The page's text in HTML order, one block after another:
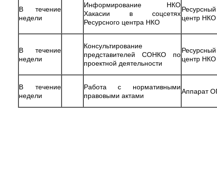
В течение
недели
Информирование НКО
Хакасии в соцсетях
Ресурсного центра НКО
Ресурсный
центр НКО
В течение
недели
Консультирование
представителей СОНКО по
проектной деятельности
Ресурсный
центр НКО
В течение
недели
Работа с нормативными
правовыми актами
Аппарат